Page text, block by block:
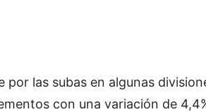
las subas en algunas
con una variación de